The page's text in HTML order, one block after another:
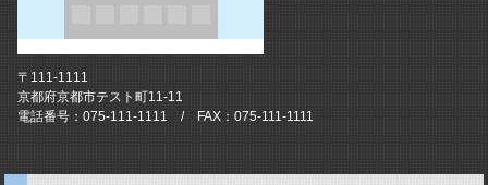
〒111-1111
京都府京都市テスト町11-11
電話番号：075-111-1111 / FAX：075-111-1111